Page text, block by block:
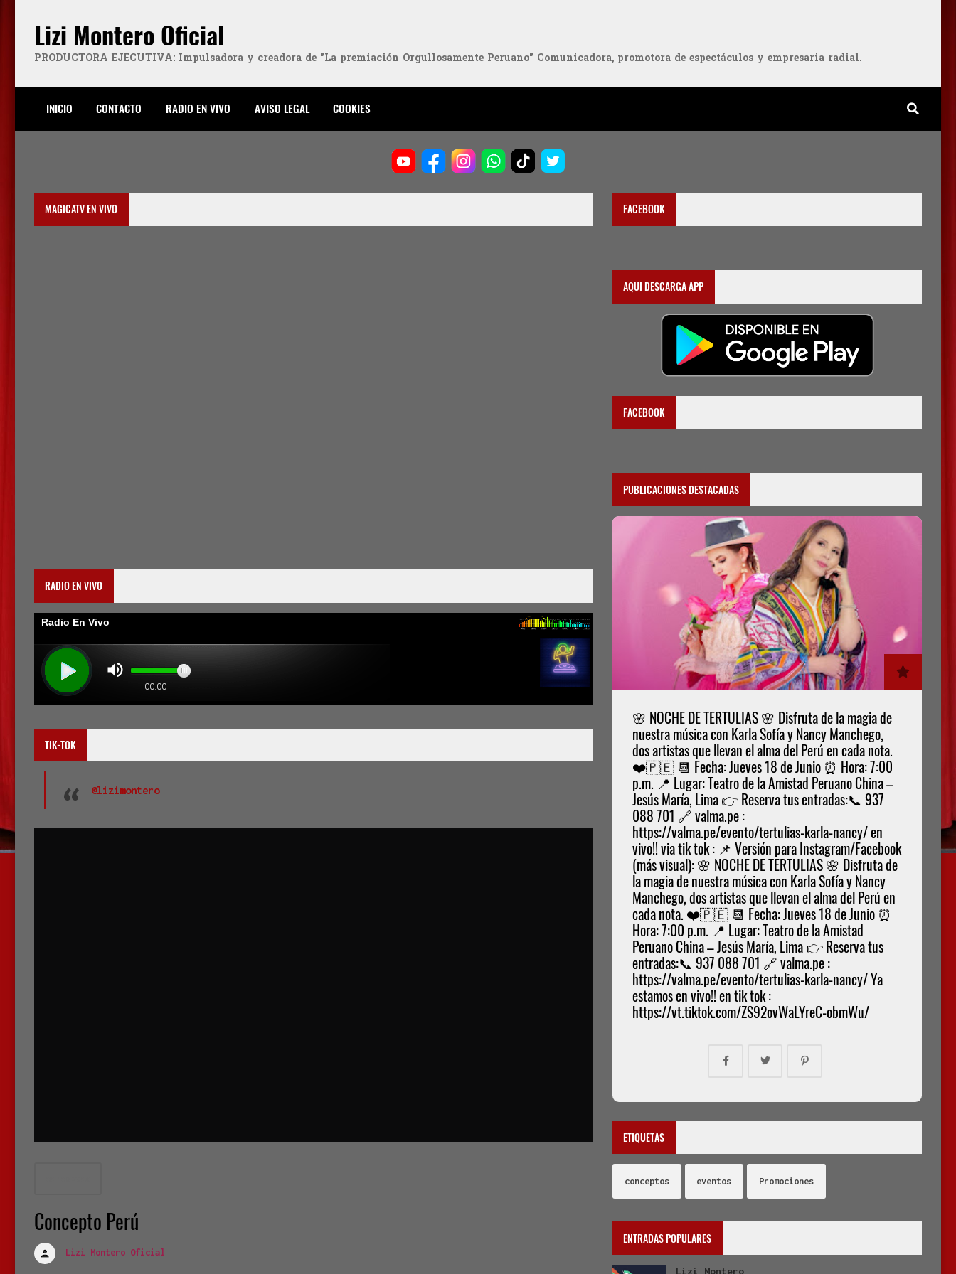
Lizi Montero Oficial
PRODUCTORA EJECUTIVA: Impulsadora y creadora de "La premiación Orgullosamente Peruano" Comunicadora, promotora de espectáculos y empresaria radial.
INICIO CONTACTO RADIO EN VIVO AVISO LEGAL COOKIES
MAGICATV EN VIVO
RADIO EN VIVO
TIK-TOK
@lizimontero
Concepto Perú
Lizi Montero Oficial
FACEBOOK
AQUI DESCARGA APP
FACEBOOK
PUBLICACIONES DESTACADAS
🌸 NOCHE DE TERTULIAS 🌸 Disfruta de la magia de
nuestra música con Karla Sofía y Nancy Manchego,
dos artistas que llevan el alma del Perú en cada nota.
❤️🇵🇪 📆 Fecha: Jueves 18 de Junio ⏰ Hora: 7:00
p.m. 📍 Lugar: Teatro de la Amistad Peruano China –
Jesús María, Lima 👉 Reserva tus entradas:📞 937
088 701 🔗 valma.pe :
https://valma.pe/evento/tertulias-karla-nancy/ en
vivo!! via tik tok : 📌 Versión para Instagram/Facebook
(más visual): 🌸 NOCHE DE TERTULIAS 🌸 Disfruta de
la magia de nuestra música con Karla Sofía y Nancy
Manchego, dos artistas que llevan el alma del Perú en
cada nota. ❤️🇵🇪 📆 Fecha: Jueves 18 de Junio ⏰
Hora: 7:00 p.m. 📍 Lugar: Teatro de la Amistad
Peruano China – Jesús María, Lima 👉 Reserva tus
entradas:📞 937 088 701 🔗 valma.pe :
https://valma.pe/evento/tertulias-karla-nancy/ Ya
estamos en vivo!! en tik tok :
https://vt.tiktok.com/ZS92ovWaLYreC-obmWu/
ETIQUETAS
conceptos eventos Promociones
ENTRADAS POPULARES
Lizi Montero